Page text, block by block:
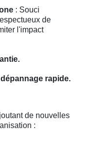
: Souci
de
l'impact
rapide.
de nouvelles
: